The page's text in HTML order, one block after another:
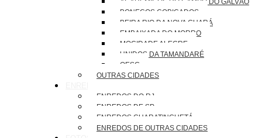
BONECOS COBIÇADOS
BEIRA RIO DA NOVA GUARÁ
EMBAIXADA DO MORRO
MOCIDADE ALEGRE
UNIDOS DA TAMANDARÉ
OESG
OUTRAS CIDADES
ENREDOS DO RJ
ENREDOS DE SP
ENREDOS GUARATINGUETÁ
ENREDOS DE OUTRAS CIDADES